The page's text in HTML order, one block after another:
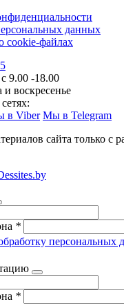
данных
cookie-файлах
9.00 -18.00
воскресенье
в Viber Мы в Telegram
сайта только с
*
персональных
*